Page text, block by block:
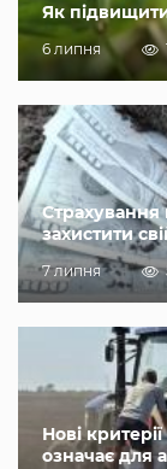
Як підвищити
6 липня
захистити
7 липня
Нові
означає для